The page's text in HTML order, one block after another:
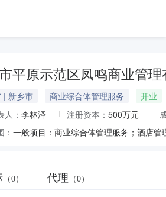
平原示范区凤鸣商业管理
| 新乡市 商业综合体管理服务
开业
人： 李林泽 注册资本： 500万元
（0） 代理 （0）